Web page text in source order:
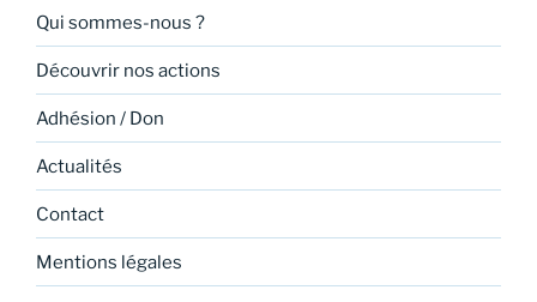
Qui sommes-nous ?
Découvrir nos actions
Adhésion / Don
Actualités
Contact
Mentions légales